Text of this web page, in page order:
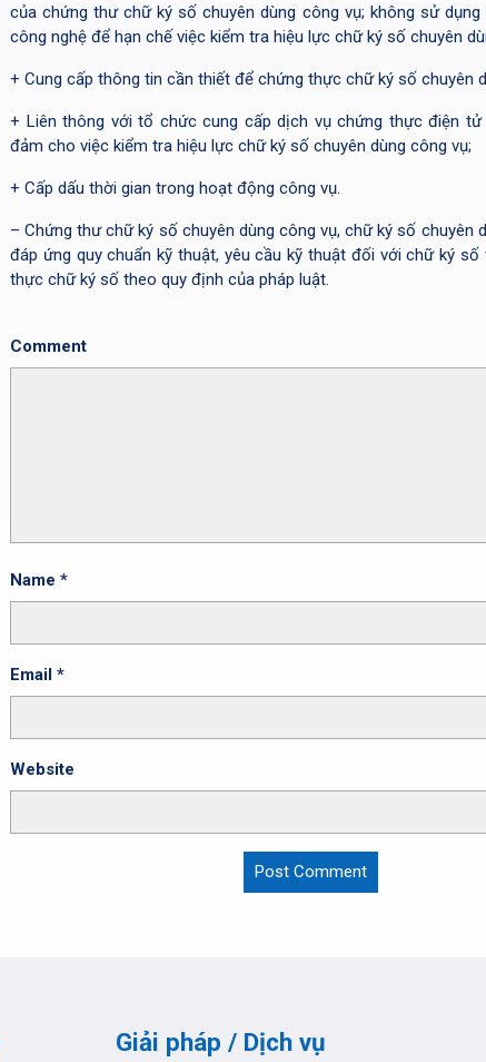
của chứng thư chữ ký số chuyên dùng công vụ; không sử dụng
công nghệ để hạn chế việc kiểm tra hiệu lực chữ ký số chuyên
+ Cung cấp thông tin cần thiết để chứng thực chữ ký số chuyên
+ Liên thông với tổ chức cung cấp dịch vụ chứng thực điện
đảm cho việc kiểm tra hiệu lực chữ ký số chuyên dùng công vụ;
+ Cấp dấu thời gian trong hoạt động công vụ.
– Chứng thư chữ ký số chuyên dùng công vụ, chữ ký số chuyên
đáp ứng quy chuẩn kỹ thuật, yêu cầu kỹ thuật đối với chữ ký số
thực chữ ký số theo quy định của pháp luật.
Comment
Name *
Email *
Website
Giải pháp / Dịch vụ